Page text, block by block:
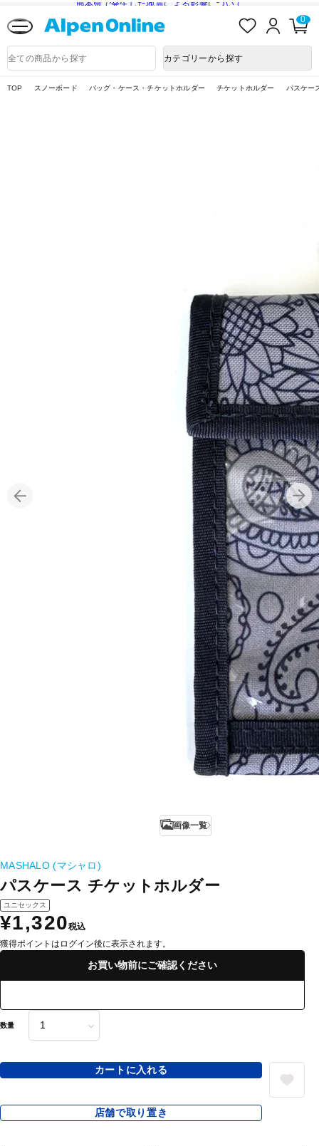
熊本県で発生した地震による影響について
入
ロ
ン
0
品
検
カテゴリーから探す
TOP スノーボード バッグ・ケース・チケットホルダー チケットホルダー パスケー
画像一覧
MASHALO (マシャロ)
パスケース チケットホルダー
ユニセックス
¥1,320税込
獲得ポイントはログイン後に表示されます。
お買い物前にご確認ください
数量
カートに入れる
店舗で取り置き